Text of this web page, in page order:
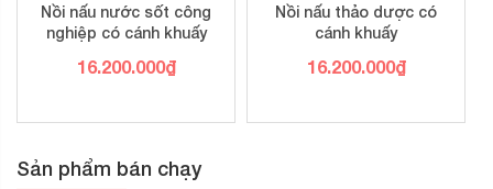
Nồi nấu nước sốt công
nghiệp có cánh khuấy
16.200.000₫
Nồi nấu thảo dược có
cánh khuấy
16.200.000₫
Sản phẩm bán chạy